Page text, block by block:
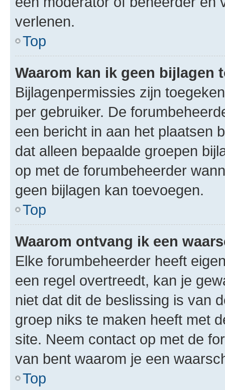
verlenen.
Top
Waarom kan ik geen bijlagen
Bijlagenpermissies zijn
per gebruiker. De
een bericht in aan het plaatsen
dat alleen bepaalde groepen
op met de forumbeheerder
geen bijlagen kan toevoegen.
Top
Waarom ontvang ik een
Elke forumbeheerder heeft
een regel overtreedt, kan je
niet dat dit de beslissing is van
groep niks te maken heeft met
site. Neem contact op met de
van bent waarom je een
Top